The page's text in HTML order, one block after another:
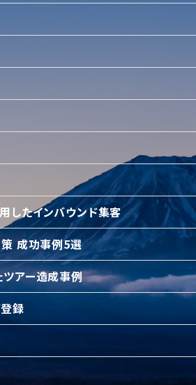
たインバウンド集客
成功事例5選
アー造成事例
録